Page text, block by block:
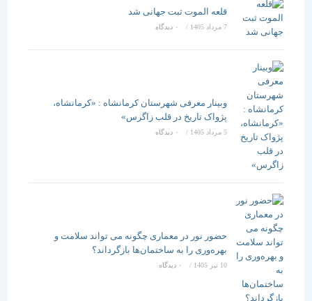
قلعه الموت ثبت جهانی شد
/ ۰ دیدگاه
وبینار معرفی شهرستان کرمانشاه : «کرمانشاه،
پژواک تاریخ در قلب زاگرس»
5 مرداد 1405 / ۰ دیدگاه
حضور نور در معماری چگونه می تواند سلامت و
بهره‌وری را به ساختمان‌ها بازگرداند؟
/ ۰ دیدگاه